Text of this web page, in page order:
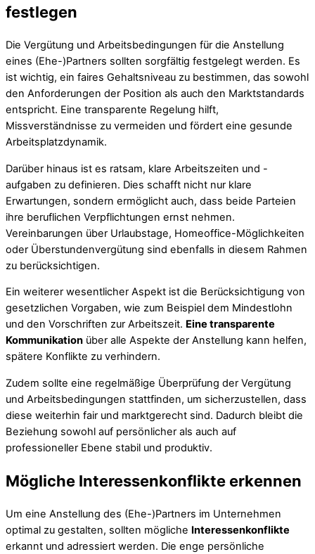
festlegen
Die Vergütung und Arbeitsbedingungen für die Anstellung
eines (Ehe-)Partners sollten sorgfältig festgelegt werden. Es
ist wichtig, ein faires Gehaltsniveau zu bestimmen, das sowohl
den Anforderungen der Position als auch den Marktstandards
entspricht. Eine transparente Regelung hilft,
Missverständnisse zu vermeiden und fördert eine gesunde
Arbeitsplatzdynamik.
Darüber hinaus ist es ratsam, klare Arbeitszeiten und -
aufgaben zu definieren. Dies schafft nicht nur klare
Erwartungen, sondern ermöglicht auch, dass beide Parteien
ihre beruflichen Verpflichtungen ernst nehmen.
Vereinbarungen über Urlaubstage, Homeoffice-Möglichkeiten
oder Überstundenvergütung sind ebenfalls in diesem Rahmen
zu berücksichtigen.
Ein weiterer wesentlicher Aspekt ist die Berücksichtigung von
gesetzlichen Vorgaben, wie zum Beispiel dem Mindestlohn
und den Vorschriften zur Arbeitszeit. Eine transparente
Kommunikation über alle Aspekte der Anstellung kann helfen,
spätere Konflikte zu verhindern.
Zudem sollte eine regelmäßige Überprüfung der Vergütung
und Arbeitsbedingungen stattfinden, um sicherzustellen, dass
diese weiterhin fair und marktgerecht sind. Dadurch bleibt die
Beziehung sowohl auf persönlicher als auch auf
professioneller Ebene stabil und produktiv.
Mögliche Interessenkonflikte erkennen
Um eine Anstellung des (Ehe-)Partners im Unternehmen
optimal zu gestalten, sollten mögliche Interessenkonflikte
erkannt und adressiert werden. Die enge persönliche